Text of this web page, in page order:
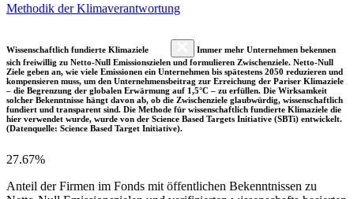
Methodik der Klimaverantwortung
Wissenschaftlich fundierte Klimaziele
Immer mehr Unternehmen bekennen
sich freiwillig zu Netto-Null Emissionszielen und formulieren Zwischenziele. Netto-Null
Ziele geben an, wie viele Emissionen ein Unternehmen bis spätestens 2050 reduzieren und
kompensieren muss, um den Unternehmensbeitrag zur Erreichung der Pariser Klimaziele
– die Begrenzung der globalen Erwärmung auf 1,5°C – zu erfüllen. Die Wirksamkeit
solcher Bekenntnisse hängt davon ab, ob die Zwischenziele glaubwürdig, wissenschaftlich
fundiert und transparent sind. Die Methode für wissenschaftlich fundierte Klimaziele die
hier verwendet wurde, wurde von der Science Based Targets Initiative (SBTi) entwickelt.
(Datenquelle: Science Based Target Initiative).
27.67%
Anteil der Firmen im Fonds mit öffentlichen Bekenntnissen zu